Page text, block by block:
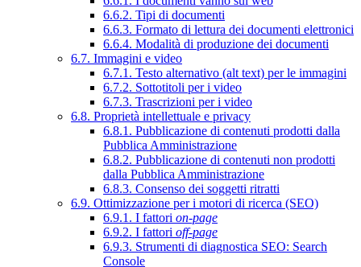
6.6.2. Tipi di documenti
6.6.3. Formato di lettura dei documenti elettronici
6.6.4. Modalità di produzione dei documenti
6.7. Immagini e video
6.7.1. Testo alternativo (alt text) per le immagini
6.7.2. Sottotitoli per i video
6.7.3. Trascrizioni per i video
6.8. Proprietà intellettuale e privacy
6.8.1. Pubblicazione di contenuti prodotti dalla
Pubblica Amministrazione
6.8.2. Pubblicazione di contenuti non prodotti
dalla Pubblica Amministrazione
6.8.3. Consenso dei soggetti ritratti
6.9. Ottimizzazione per i motori di ricerca (SEO)
6.9.1. I fattori on-page
6.9.2. I fattori off-page
6.9.3. Strumenti di diagnostica SEO: Search
Console